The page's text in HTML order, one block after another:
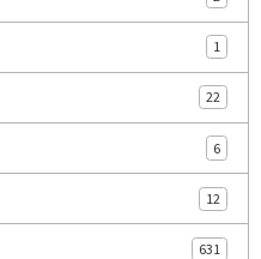
1
22
6
12
631